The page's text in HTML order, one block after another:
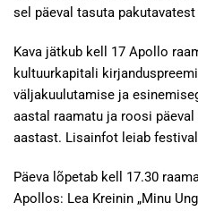
sel päeval tasuta
Kava jätkub kell 17 Apollo
kultuurkapitali
väljakuulutamise ja
aastal raamatu ja roosi
aastast. Lisainfot leiab
Päeva lõpetab kell 17.30
Apollos: Lea Kreinin „Minu